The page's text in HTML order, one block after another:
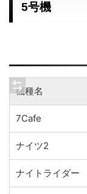
5号機
機種名
7Cafe
ナイツ2
ナイトライダー